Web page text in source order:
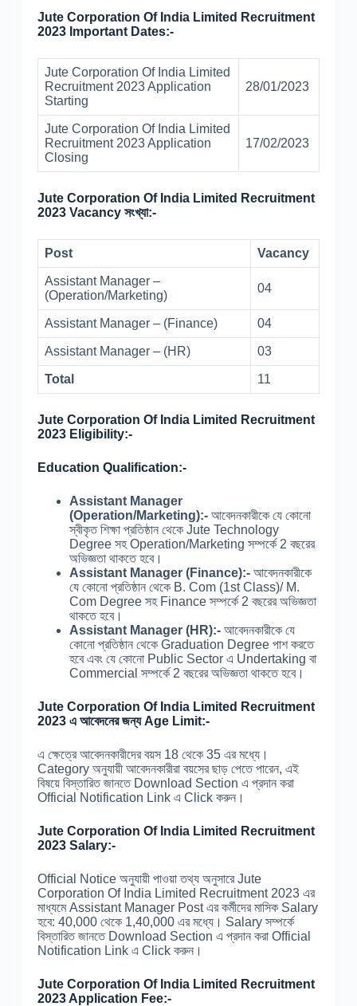
Jute Corporation Of India Limited Recruitment
2023 Important Dates:-
Jute Corporation Of India Limited
Recruitment 2023 Application
Starting
28/01/2023
Jute Corporation Of India Limited
Recruitment 2023 Application
Closing
17/02/2023
Jute Corporation Of India Limited Recruitment
2023 Vacancy সংখ্যা:-
Post Vacancy
Assistant Manager –
(Operation/Marketing)
04
Assistant Manager – (Finance) 04
Assistant Manager – (HR) 03
Total 11
Jute Corporation Of India Limited Recruitment
2023 Eligibility:-
Education Qualification:-
Assistant Manager
(Operation/Marketing):-আবেদনকারীকে যে কোনো
স্বীকৃত শিক্ষা প্রতিষ্ঠান থেকে Jute Technology
Degree সহ Operation/Marketing সম্পর্কে 2 বছরের
অভিজ্ঞতা থাকতে হবে।
Assistant Manager (Finance):- আবেদনকারীকে
যে কোনো প্রতিষ্ঠান থেকে B. Com (1st Class)/ M.
Com Degree সহ Finance সম্পর্কে 2 বছরের অভিজ্ঞতা
থাকতে হবে।
Assistant Manager (HR):-আবেদনকারীকে যে
কোনো প্রতিষ্ঠান থেকে Graduation Degree পাশ করতে
হবে এবং যে কোনো Public Sector এ Undertaking বা
Commercial সম্পর্কে 2 বছরের অভিজ্ঞতা থাকতে হবে।
Jute Corporation Of India Limited Recruitment
2023 এ আবেদনের জন্য Age Limit:-
এ ক্ষেত্রে আবেদনকারীদের বয়স 18 থেকে 35 এর মধ্যে।
Category অনুযায়ী আবেদনকারীরা বয়সের ছাড় পেতে পারেন, এই
বিষয়ে বিস্তারিত জানতে Download Section এ প্রদান করা
Official Notification Link এ Click করুন।
Jute Corporation Of India Limited Recruitment
2023 Salary:-
Official Notice অনুযায়ী পাওয়া তথ্য অনুসারে Jute
Corporation Of India Limited Recruitment 2023 এর
মাধ্যমে Assistant Manager Post এর কর্মীদের মাসিক Salary
হবে: 40,000 থেকে 1,40,000 এর মধ্যে। Salary সম্পর্কে
বিস্তারিত জানতে Download Section এ প্রদান করা Official
Notification Link এ Click করুন।
Jute Corporation Of India Limited Recruitment
2023 Application Fee:-